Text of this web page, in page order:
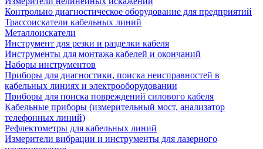
Контрольно диагностическое оборудование для предприятий
Трассоискатели кабельных линий
Металлоискатели
Инструмент для резки и разделки кабеля
Инструменты для монтажа кабелей и окончаний
Наборы инструментов
Приборы для диагностики, поиска неисправностей в
кабельных линиях и электрооборудовании
Приборы для поиска повреждений силового кабеля
Кабельные приборы (измерительный мост, анализатор
телефонных линий)
Рефлектометры для кабельных линий
Измерители вибрации и инструменты для лазерного